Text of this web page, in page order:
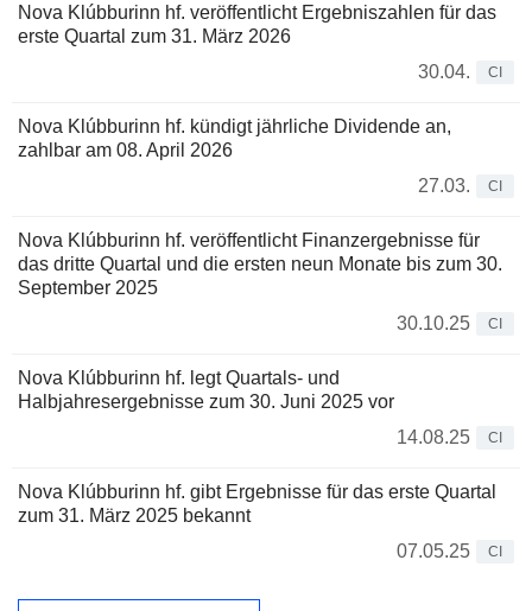
Nova Klúbburinn hf. veröffentlicht Ergebniszahlen für das
erste Quartal zum 31. März 2026
30.04.
CI
Nova Klúbburinn hf. kündigt jährliche Dividende an,
zahlbar am 08. April 2026
27.03.
CI
Nova Klúbburinn hf. veröffentlicht Finanzergebnisse für
das dritte Quartal und die ersten neun Monate bis zum 30.
September 2025
30.10.25
CI
Nova Klúbburinn hf. legt Quartals- und
Halbjahresergebnisse zum 30. Juni 2025 vor
14.08.25
CI
Nova Klúbburinn hf. gibt Ergebnisse für das erste Quartal
zum 31. März 2025 bekannt
07.05.25
CI